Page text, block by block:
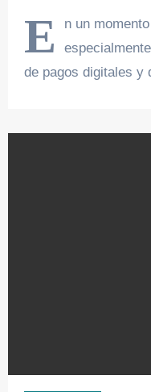
E
n un
de pagos digitales y